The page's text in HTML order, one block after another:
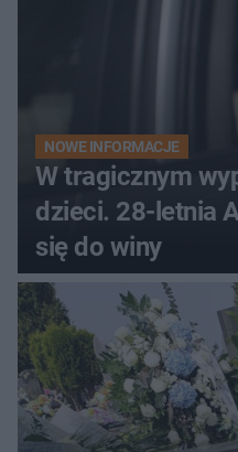
NOWE INFORMACJE
W tragicznym
dzieci. 28-letnia
się do winy